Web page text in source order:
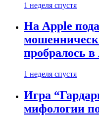
1 неделя спустя
На Apple
пробралось
1 неделя спустя
Игра
мифологии